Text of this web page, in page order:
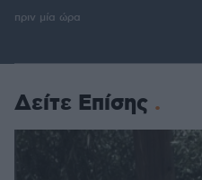
πριν μία ώρα
Δείτε Επίσης